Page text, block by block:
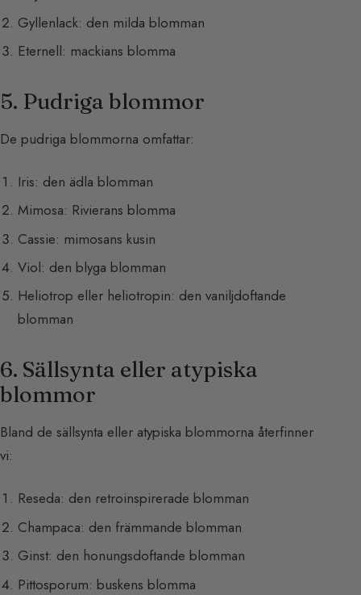
Gyllenlack: den milda blomman
Eternell: mackians blomma
5. Pudriga blommor
De pudriga blommorna omfattar:
Iris: den ädla blomman
Mimosa: Rivierans blomma
Cassie: mimosans kusin
Viol: den blyga blomman
Heliotrop eller heliotropin: den vaniljdoftande
blomman
6. Sällsynta eller atypiska
blommor
Bland de sällsynta eller atypiska blommorna återfinner
vi:
Reseda: den retroinspirerade blomman
Champaca: den främmande blomman
Ginst: den honungsdoftande blomman
Pittosporum: buskens blomma